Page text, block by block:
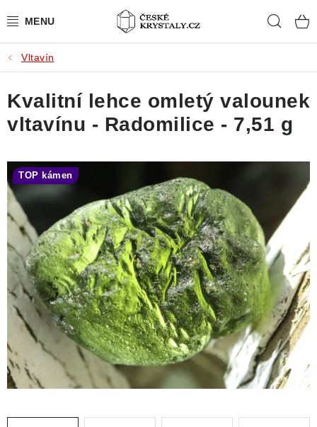
na
PŘÍRODNÍ KAMENY
BROUŠENÉ KAMENY
MISTROVSKÉ KRYSTALY
ŠPERKY S KAMENY
SLEVY
VIDEOGALERIE
KONTAKT
Obchodní podmínky
Podmínky ochrany osobních údajů
Poučení o právu na odstoupení od smlouvy
Puncovní značky
Výkup minerálů a drahých kamenů
Kontakt
Vltavín
Kvalitní lehce omletý valounek
vltavínu - Radomilice - 7,51 g
TOP kámen